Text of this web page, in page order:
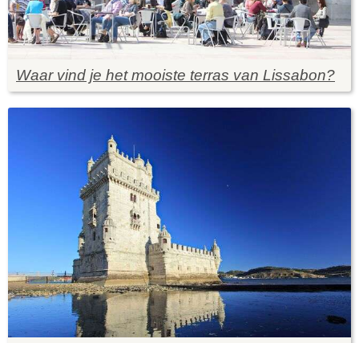
Waar vind je het mooiste terras van Lissabon?